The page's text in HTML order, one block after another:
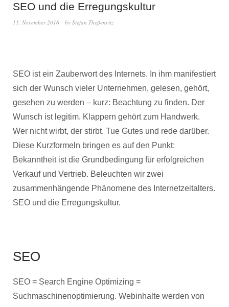
SEO und die Erregungskultur
11. November 2016 by Stefan Theßenvitz
SEO ist ein Zauberwort des Internets. In ihm manifestiert
sich der Wunsch vieler Unternehmen, gelesen, gehört,
gesehen zu werden – kurz: Beachtung zu finden. Der
Wunsch ist legitim. Klappern gehört zum Handwerk.
Wer nicht wirbt, der stirbt. Tue Gutes und rede darüber.
Diese Kurzformeln bringen es auf den Punkt:
Bekanntheit ist die Grundbedingung für erfolgreichen
Verkauf und Vertrieb. Beleuchten wir zwei
zusammenhängende Phänomene des Internetzeitalters.
SEO und die Erregungskultur.
SEO
SEO = Search Engine Optimizing =
Suchmaschinenoptimierung. Webinhalte werden von